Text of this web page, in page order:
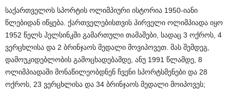
საქართველოს სპორტის ოლიმპიური ისტორია 1950-იანი
წლებიდან იწყება. ქართველებისთვის პირველი ოლიმპიადა იყო
1952 წელს ჰელსინკში გამართული თამაშები, სადაც 3 ოქროს, 4
ვერცხლისა და 2 ბრინჯაოს მედალი მოვიპოვეთ. მას შემდეგ,
დამოუკიდებლობის გამოცხადებამდე, ანუ 1991 წლამდე, 8
ოლიმპიადაში მონაწილეობდნენ ჩვენი სპორტსმენები და 28
ოქროს, 23 ვერცხლისა და 34 ბრინჯაოს მედალი მოიპოვეს;